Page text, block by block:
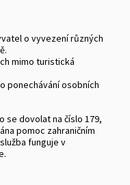
o vyvezení různých
mimo turistická
ponechávání osobních
se dovolat na číslo 179,
pomoc zahraničním
funguje v